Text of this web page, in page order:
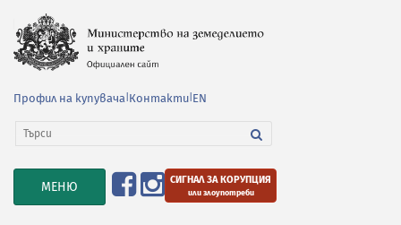
Профил на купувача Контакти EN
TOGGLE
NAVIGATION
МЕНЮ СИГНАЛ ЗА КОРУПЦИЯ
или злоупотреби